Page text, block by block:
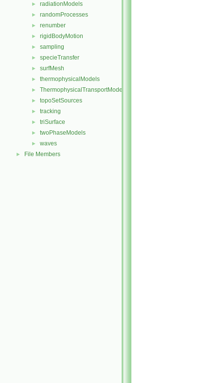
► radiationModels
► randomProcesses
► renumber
► rigidBodyMotion
► sampling
► specieTransfer
► surfMesh
► thermophysicalModels
► ThermophysicalTransportModels
► topoSetSources
► tracking
► triSurface
► twoPhaseModels
► waves
► File Members